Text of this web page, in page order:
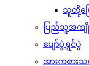
သူတို့ပြ
ပြည်သူ့အကျို
ပျော်ပွဲရွှင်ပွဲ
အားကစားသ